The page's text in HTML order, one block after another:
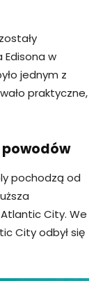
w
jednym z
praktyczne,
powodów
pochodzą od
City. We
City odbył się